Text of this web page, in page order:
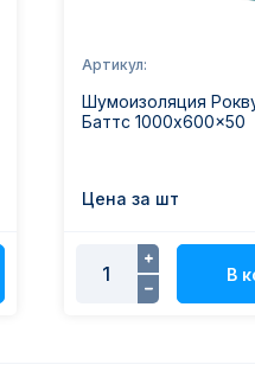
Артикул:
Шумоизоляция
Баттс 1000x600x50
Цена за шт
В